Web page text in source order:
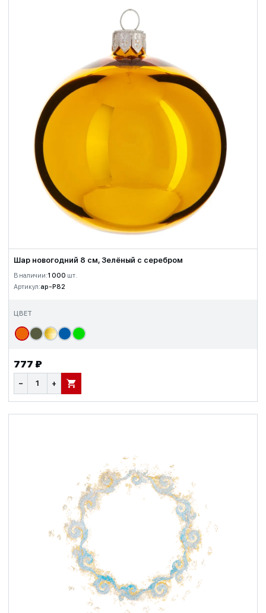
Шар новогодний 8 см, Зелёный с серебром
В наличии:1 000 шт.
Артикул:ap-P82
ЦВЕТ
777 ₽
− + В КОРЗИНУ